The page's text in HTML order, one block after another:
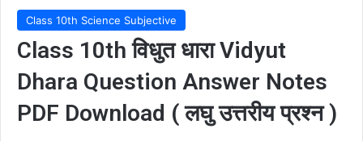
Class 10th Science Subjective
Class 10th विधुत धारा Vidyut
Dhara Question Answer Notes
PDF Download ( लघु उत्तरीय प्रश्न )